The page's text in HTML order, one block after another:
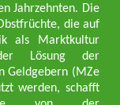
Jahrzehnten. Die
die auf
als Marktkultur
Lösung der
Geldgebern (MZe
werden, schafft